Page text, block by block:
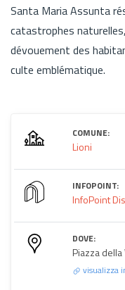
Santa Maria Assunta
catastrophes
dévouement des
culte emblématique.
COMUNE:
Lioni
INFOPOINT:
InfoPoint
DOVE:
Piazza
visualizza